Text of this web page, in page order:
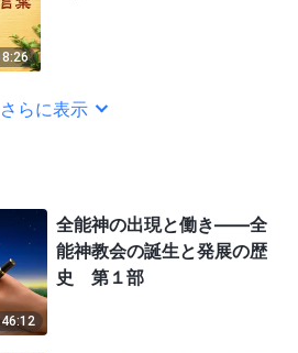
8:26
さらに表示
46:12
全能神の出現と働き——全
能神教会の誕生と発展の歴
史 第１部